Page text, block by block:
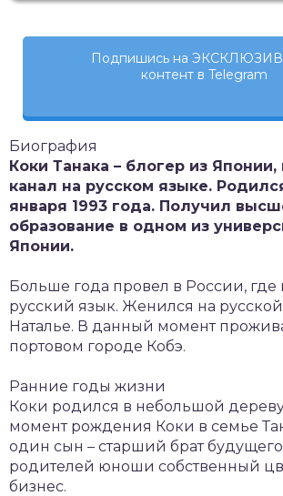
Подпишись на
контент в Telegram
Биография
Коки Танака – блогер из
канал на русском языке.
января 1993 года. Получил
образование в одном из
Японии.
Больше года провел в России, где
русский язык. Женился на
Наталье. В данный момент
портовом городе Кобэ.
Ранние годы жизни
Коки родился в небольшой
момент рождения Коки в семье
один сын – старший брат будущего
родителей юноши собственный
бизнес.